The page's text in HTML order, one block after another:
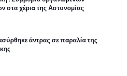
στα χέρια της Αστυνομίας
άντρας σε παραλία της